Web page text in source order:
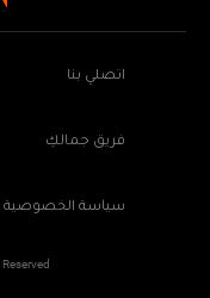
اتصلي بنا
فريق جمالكِ
سياسة الخصوصية